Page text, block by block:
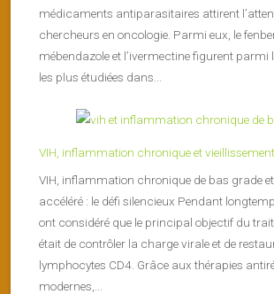
médicaments antiparasitaires attirent
chercheurs en oncologie. Parmi eux, le
mébendazole et l’ivermectine figurent parmi
les plus étudiées dans...
VIH, inflammation chronique et vieillissement
VIH, inflammation chronique de bas grade
accéléré : le défi silencieux Pendant
ont considéré que le principal objectif du
était de contrôler la charge virale et de
lymphocytes CD4. Grâce aux thérapies
modernes,...